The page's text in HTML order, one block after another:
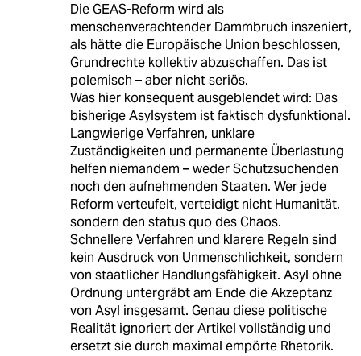
Die GEAS-Reform wird als
menschenverachtender Dammbruch inszeniert,
als hätte die Europäische Union beschlossen,
Grundrechte kollektiv abzuschaffen. Das ist
polemisch – aber nicht seriös.
Was hier konsequent ausgeblendet wird: Das
bisherige Asylsystem ist faktisch dysfunktional.
Langwierige Verfahren, unklare
Zuständigkeiten und permanente Überlastung
helfen niemandem – weder Schutzsuchenden
noch den aufnehmenden Staaten. Wer jede
Reform verteufelt, verteidigt nicht Humanität,
sondern den status quo des Chaos.
Schnellere Verfahren und klarere Regeln sind
kein Ausdruck von Unmenschlichkeit, sondern
von staatlicher Handlungsfähigkeit. Asyl ohne
Ordnung untergräbt am Ende die Akzeptanz
von Asyl insgesamt. Genau diese politische
Realität ignoriert der Artikel vollständig und
ersetzt sie durch maximal empörte Rhetorik.